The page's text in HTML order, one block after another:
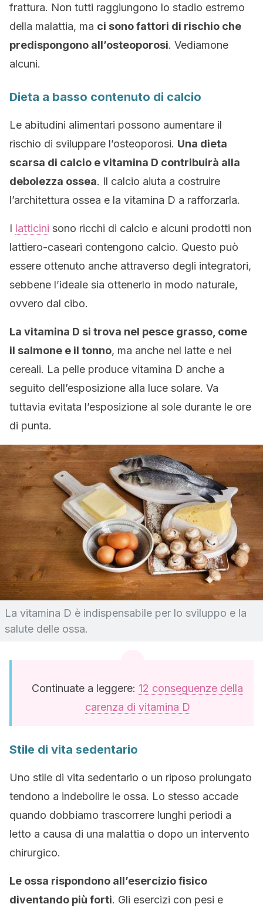
frattura. Non tutti raggiungono lo stadio estremo
della malattia, ma ci sono fattori di rischio che
predispongono all’osteoporosi. Vediamone
alcuni.
Dieta a basso contenuto di calcio
Le abitudini alimentari possono aumentare il
rischio di sviluppare l’osteoporosi. Una dieta
scarsa di calcio e vitamina D contribuirà alla
debolezza ossea. Il calcio aiuta a costruire
l’architettura ossea e la vitamina D a rafforzarla.
I latticini sono ricchi di calcio e alcuni prodotti non
lattiero-caseari contengono calcio. Questo può
essere ottenuto anche attraverso degli integratori,
sebbene l’ideale sia ottenerlo in modo naturale,
ovvero dal cibo.
La vitamina D si trova nel pesce grasso, come
il salmone e il tonno, ma anche nel latte e nei
cereali. La pelle produce vitamina D anche a
seguito dell’esposizione alla luce solare. Va
tuttavia evitata l’esposizione al sole durante le ore
di punta.
La vitamina D è indispensabile per lo sviluppo e la
salute delle ossa.
Continuate a leggere: 12 conseguenze della
carenza di vitamina D
Stile di vita sedentario
Uno stile di vita sedentario o un riposo prolungato
tendono a indebolire le ossa. Lo stesso accade
quando dobbiamo trascorrere lunghi periodi a
letto a causa di una malattia o dopo un intervento
chirurgico.
Le ossa rispondono all’esercizio fisico
diventando più forti. Gli esercizi con pesi e